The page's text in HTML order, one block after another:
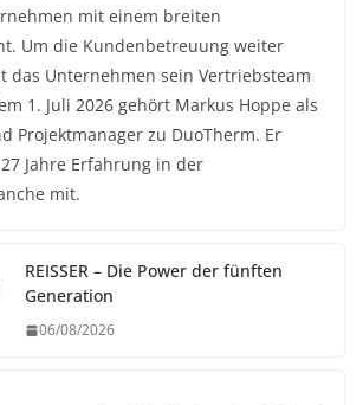
mit einem breiten
Um die Kundenbetreuung weiter
das Unternehmen sein Vertriebsteam
1. Juli 2026 gehört Markus Hoppe als
Projektmanager zu DuoTherm. Er
Jahre Erfahrung in der
mit.
REISSER – Die Power der fünften
Generation
06/08/2026